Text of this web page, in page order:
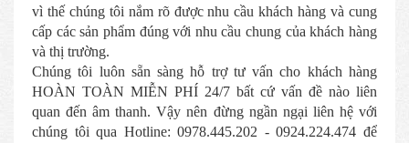
vì thế chúng tôi nắm rõ được nhu cầu khách hàng và cung
cấp các sản phẩm đúng với nhu cầu chung của khách hàng
và thị trường.
Chúng tôi luôn sẵn sàng hỗ trợ tư vấn cho khách hàng
HOÀN TOÀN MIỄN PHÍ 24/7 bất cứ vấn đề nào liên
quan đến âm thanh. Vậy nên đừng ngần ngại liên hệ với
chúng tôi qua Hotline: 0978.445.202 - 0924.224.474 để